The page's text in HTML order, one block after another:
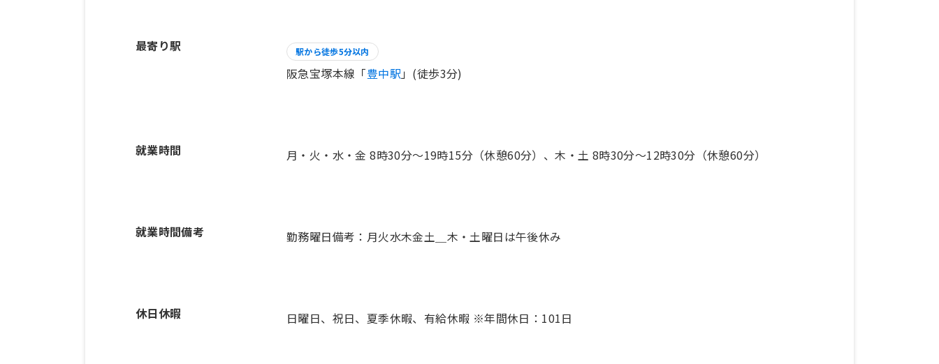
最寄り駅 駅から徒歩5分以内
阪急宝塚本線「豊中駅 」(徒歩3分)
就業時間 月・火・水・金 8時30分〜19時15分（休憩60分）、木・土 8時30分〜12時30分（休憩60分）
就業時間備考
休日休暇 日曜日、祝日、夏季休暇、有給休暇 ※年間休日：101日